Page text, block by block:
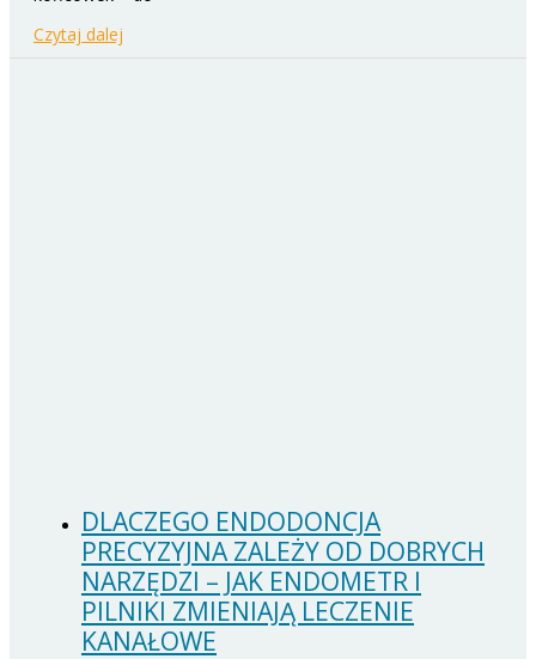
Czytaj dalej
DLACZEGO ENDODONCJA
PRECYZYJNA ZALEŻY OD DOBRYCH
NARZĘDZI – JAK ENDOMETR I
PILNIKI ZMIENIAJĄ LECZENIE
KANAŁOWE